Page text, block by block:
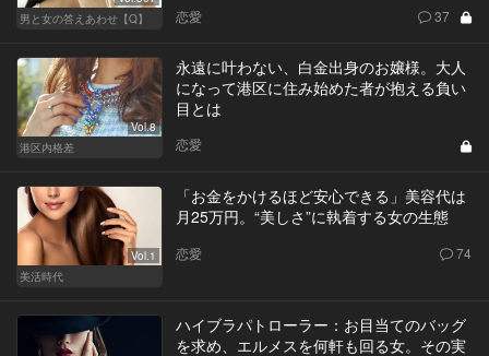
男と女の答えあわせ【Q】
恋愛 37
Vol.8
港区内格差
永遠に叶わない、白金出身のお嬢様。大人
になって港区に住み始めた者が抱える負い
目とは
恋愛
Vol.1
美活時代
「お金をかけるほど安心できる」美容代は
月25万円。“美しさ”に執着する女の生態
恋愛 74
ハイブラパトローラー：お目当てのバッグ
を求め、エルメスを何軒も回る女。その実